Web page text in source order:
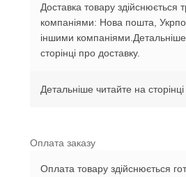
Доставка товару здійснюється
компаніями: Нова пошта,
іншими
сторінці про доставку.
Детальніше читайте на
Оплата заказу
Оплата товару здійснюється